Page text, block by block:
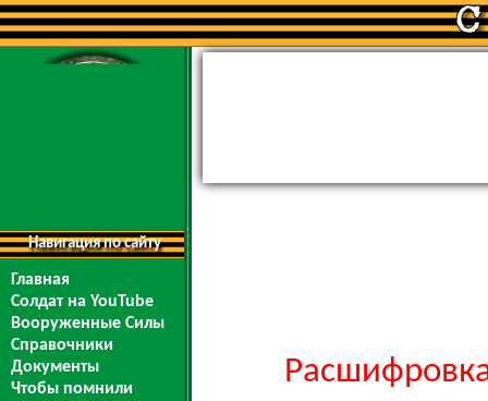
Навигация по сайту
Главная
Солдат на YouTube
Вооруженные Силы
Справочники
Документы
Чтобы помнили